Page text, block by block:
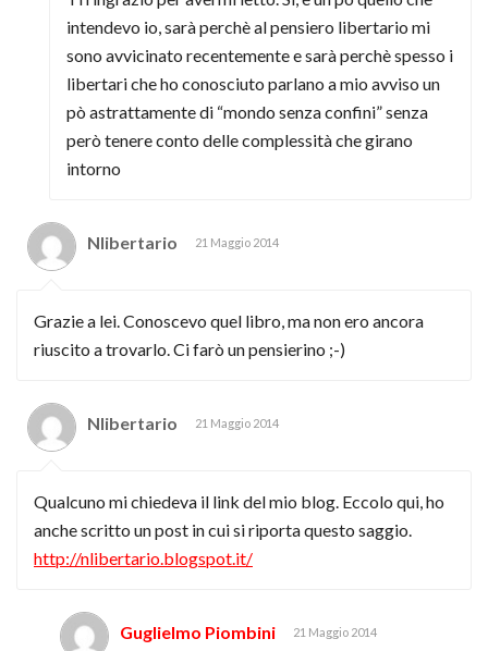
intendevo io, sarà perchè al pensiero libertario mi
sono avvicinato recentemente e sarà perchè spesso i
libertari che ho conosciuto parlano a mio avviso un
pò astrattamente di “mondo senza confini” senza
però tenere conto delle complessità che girano
intorno
Nlibertario 21 Maggio 2014
Grazie a lei. Conoscevo quel libro, ma non ero ancora
riuscito a trovarlo. Ci farò un pensierino ;-)
Nlibertario 21 Maggio 2014
Qualcuno mi chiedeva il link del mio blog. Eccolo qui, ho
anche scritto un post in cui si riporta questo saggio.
http://nlibertario.blogspot.it/
Guglielmo Piombini 21 Maggio 2014